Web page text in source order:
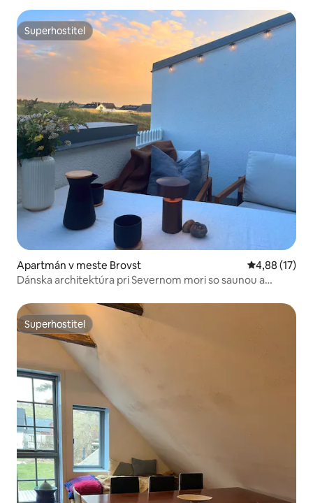
Superhostiteľ
Superhostiteľ
Apartmán v meste Brovst Priemerné
4,88 (17)
Dánska architektúra pri Severnom mori so saunou a
Superhostiteľ
Superhostiteľ